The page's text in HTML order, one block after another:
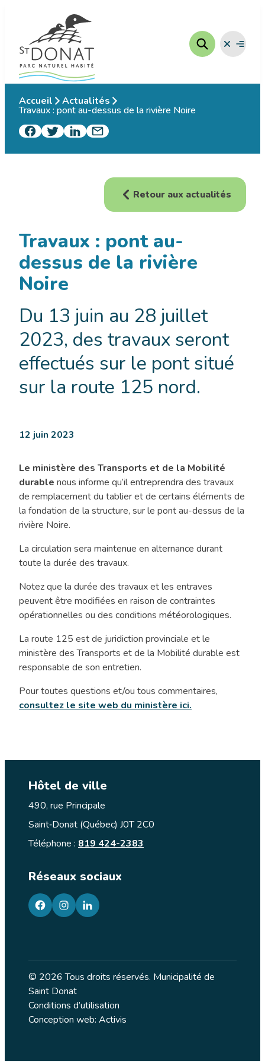
contenu
Fermer
le
Ouvrir
le
Accueil Actualités
Travaux : pont au-dessus de la rivière Noire
Retour aux actualités
Travaux : pont au-
dessus de la rivière
Noire
Du 13 juin au 28 juillet
2023, des travaux seront
effectués sur le pont situé
sur la route 125 nord.
12 juin 2023
Le ministère des Transports et de la Mobilité
durable nous informe qu’il entreprendra des travaux
de remplacement du tablier et de certains éléments de
la fondation de la structure, sur le pont au-dessus de la
rivière Noire.
La circulation sera maintenue en alternance durant
toute la durée des travaux.
Notez que la durée des travaux et les entraves
peuvent être modifiées en raison de contraintes
opérationnelles ou des conditions météorologiques.
La route 125 est de juridiction provinciale et le
ministère des Transports et de la Mobilité durable est
responsable de son entretien.
Pour toutes questions et/ou tous commentaires,
consultez le site web du ministère ici.
Hôtel de ville
490, rue Principale
Saint‑Donat (Québec) J0T 2C0
Téléphone : 819 424-2383
Réseaux sociaux
facebookgoogleplusgoogleplus
© 2026 Tous droits réservés. Municipalité de
Saint Donat
Conditions d’utilisation
Conception web: Activis